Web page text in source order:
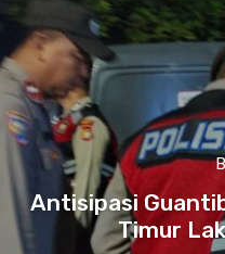
Antisipasi
Timur